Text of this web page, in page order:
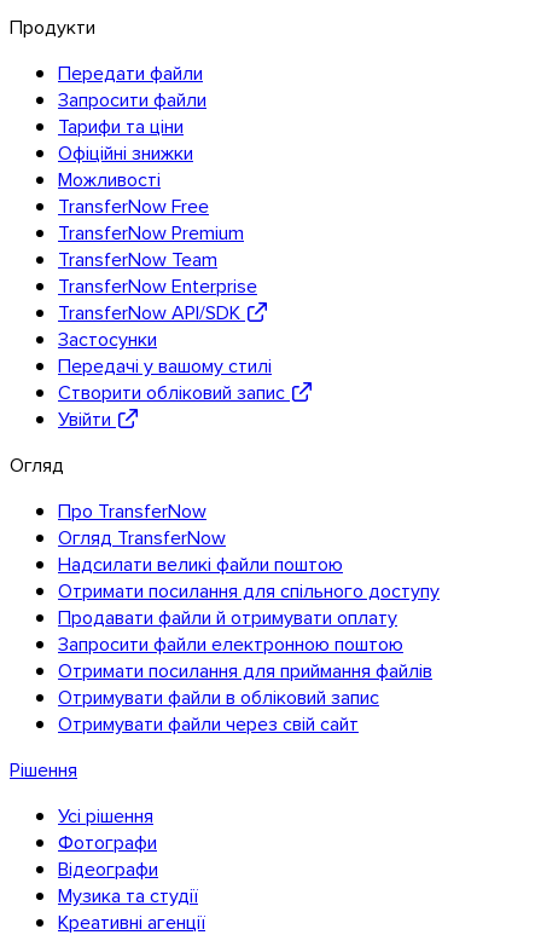
Мобільні
iOS
Продукти
Передати файли
Запросити файли
Тарифи та ціни
Офіційні знижки
Можливості
TransferNow Free
TransferNow Premium
TransferNow Team
TransferNow Enterprise
TransferNow API/SDK
Застосунки
Передачі у вашому стилі
Створити обліковий запис
Увійти
Огляд
Про TransferNow
Огляд TransferNow
Надсилати великі файли поштою
Отримати посилання для спільного доступу
Продавати файли й отримувати оплату
Запросити файли електронною поштою
Отримати посилання для приймання файлів
Отримувати файли в обліковий запис
Отримувати файли через свій сайт
Рішення
Усі рішення
Фотографи
Відеографи
Музика та студії
Креативні агенції